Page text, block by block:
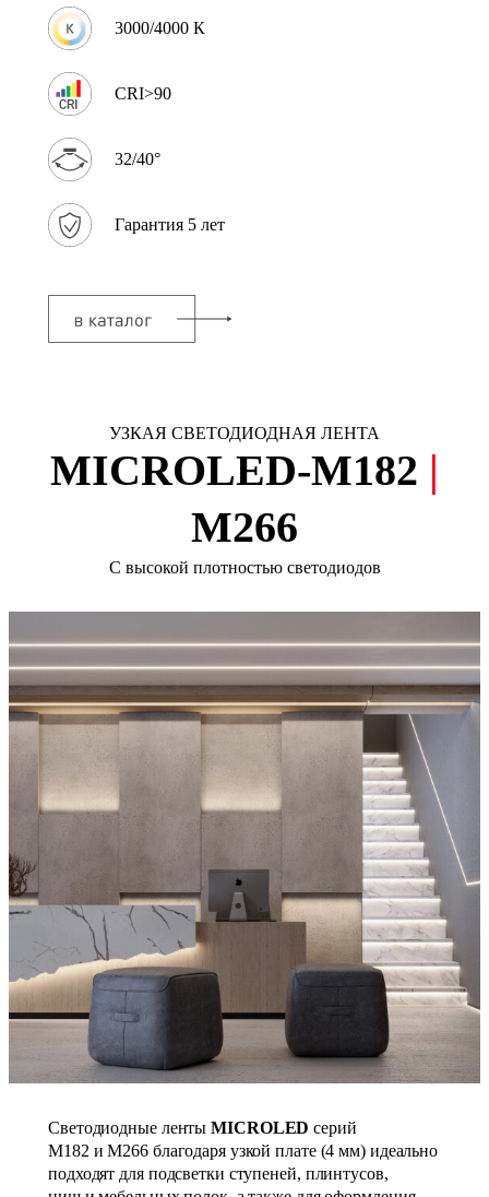
3000/4000 К
CRI>90
32/40°
Гарантия 5 лет
УЗКАЯ СВЕТОДИОДНАЯ ЛЕНТА
MICROLED-М182 |
M266
С высокой плотностью светодиодов
Светодиодные лентыMICROLED серий
М182 и M266 благодаря узкой плате (4 мм) идеально
подходят для подсветки ступеней, плинтусов,